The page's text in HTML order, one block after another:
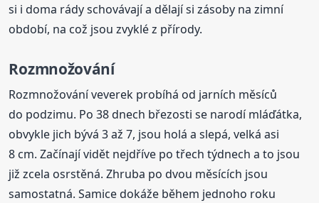
si i doma rády schovávají a dělají si zásoby na zimní
období, na což jsou zvyklé z přírody.
Rozmnožování
Rozmnožování veverek probíhá od jarních měsíců
do podzimu. Po 38 dnech březosti se narodí mláďátka,
obvykle jich bývá 3 až 7, jsou holá a slepá, velká asi
8 cm. Začínají vidět nejdříve po třech týdnech a to jsou
již zcela osrstěná. Zhruba po dvou měsících jsou
samostatná. Samice dokáže během jednoho roku